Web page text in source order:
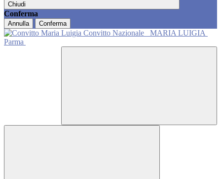
Chiudi
Conferma
Annulla Conferma
Convitto Nazionale
MARIA LUIGIA
Parma